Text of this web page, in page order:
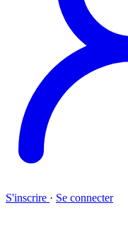
S'inscrire · Se connecter